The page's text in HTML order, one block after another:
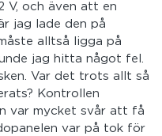
V, och även att en
jag lade den på
alltså ligga på
jag hitta något fel.
Var det trots allt så
Kontrollen
var mycket svår att få
var på tok för